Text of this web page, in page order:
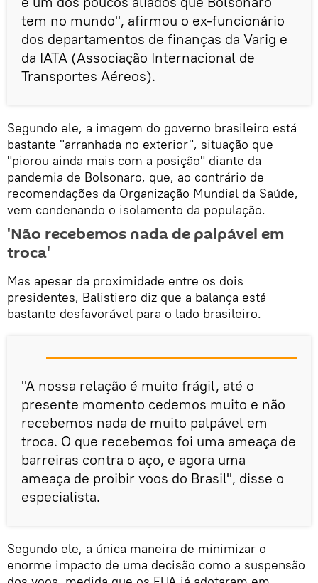
tem no mundo", afirmou o ex-funcionário
dos departamentos de finanças da Varig e
da IATA (Associação Internacional de
Transportes Aéreos).
Segundo ele, a imagem do governo brasileiro está
bastante "arranhada no exterior", situação que
"piorou ainda mais com a posição" diante da
pandemia de Bolsonaro, que, ao contrário de
recomendações da Organização Mundial da Saúde,
vem condenando o isolamento da população.
'Não recebemos nada de palpável em
troca'
Mas apesar da proximidade entre os dois
presidentes, Balistiero diz que a balança está
bastante desfavorável para o lado brasileiro.
"A nossa relação é muito frágil, até o
presente momento cedemos muito e não
recebemos nada de muito palpável em
troca. O que recebemos foi uma ameaça de
barreiras contra o aço, e agora uma
ameaça de proibir voos do Brasil", disse o
especialista.
Segundo ele, a única maneira de minimizar o
enorme impacto de uma decisão como a suspensão